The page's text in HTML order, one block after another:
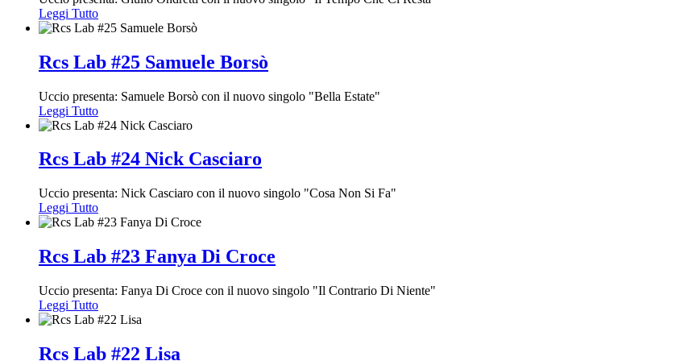
Leggi Tutto
Rcs Lab #25 Samuele Borsò
Uccio presenta: Samuele Borsò con il nuovo singolo "Bella Estate"
Leggi Tutto
Rcs Lab #24 Nick Casciaro
Uccio presenta: Nick Casciaro con il nuovo singolo "Cosa Non Si Fa"
Leggi Tutto
Rcs Lab #23 Fanya Di Croce
Uccio presenta: Fanya Di Croce con il nuovo singolo "Il Contrario Di Niente"
Leggi Tutto
Rcs Lab #22 Lisa